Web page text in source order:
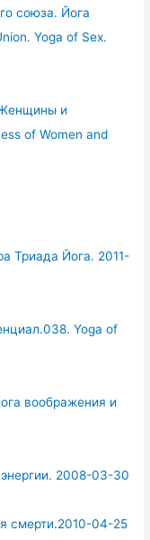
союза. Йога
Yoga of Sex.
и
of Women and
Триада Йога. 2011-
Yoga of
воображения и
2008-03-30
смерти.2010-04-25